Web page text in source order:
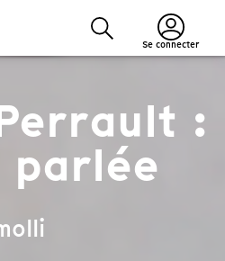
Se connecter
: